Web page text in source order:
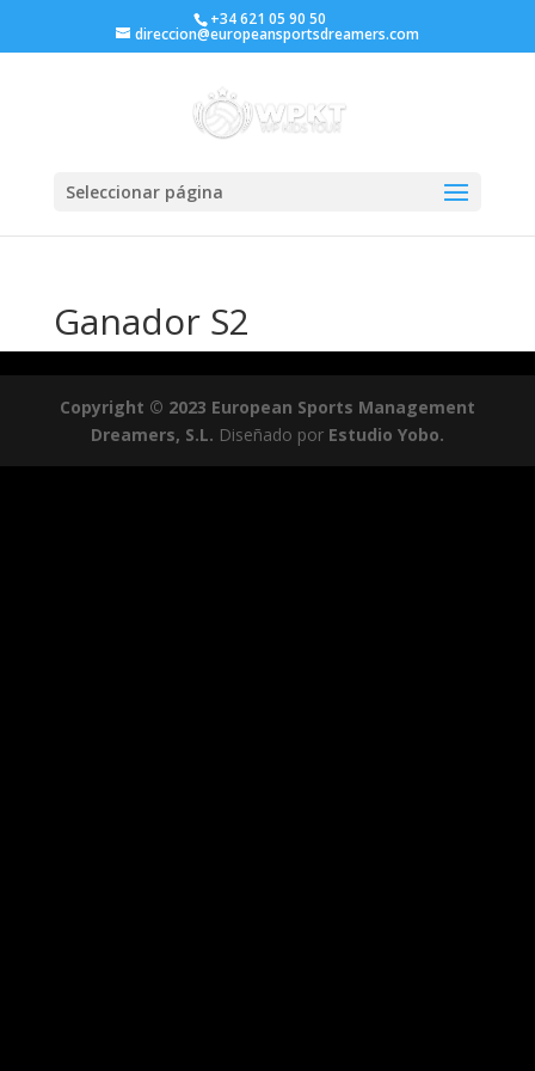
+34 621 05 90 50
direccion@europeansportsdreamers.com
Seleccionar página
Ganador S2
Copyright © 2023 European Sports Management
Dreamers, S.L. Diseñado por Estudio Yobo.